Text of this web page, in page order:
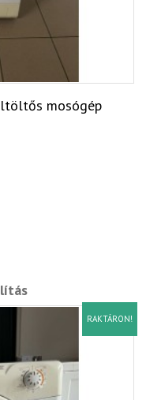
mosógép
RAKTÁRON!